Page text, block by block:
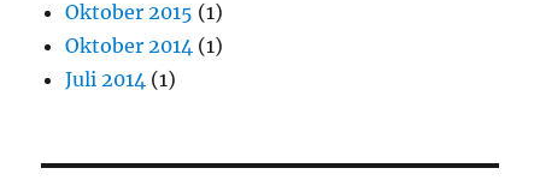
Oktober 2015 (1)
Oktober 2014 (1)
Juli 2014 (1)